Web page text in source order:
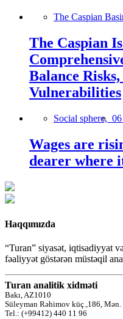
The Caspian
The Caspian
Balance Risks,
Vulnerabilities
Social sphere,
Wages are
dearer where
Haqqımızda
“Turan” siyasət, iqtisadiyyat
fəaliyyət göstərən müstəqil
Turan analitik xidməti
Bakı, AZ1010
Süleyman Rəhimov küç.,186, Mən.
Tel.: (+99412) 440 11 96